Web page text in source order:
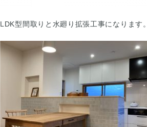
LDK型間取りと水廻り拡張工事になります。